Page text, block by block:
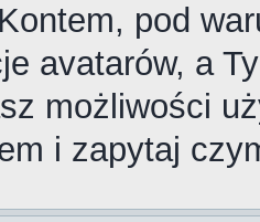
pod
avatarów, a
możliwości
i zapytaj